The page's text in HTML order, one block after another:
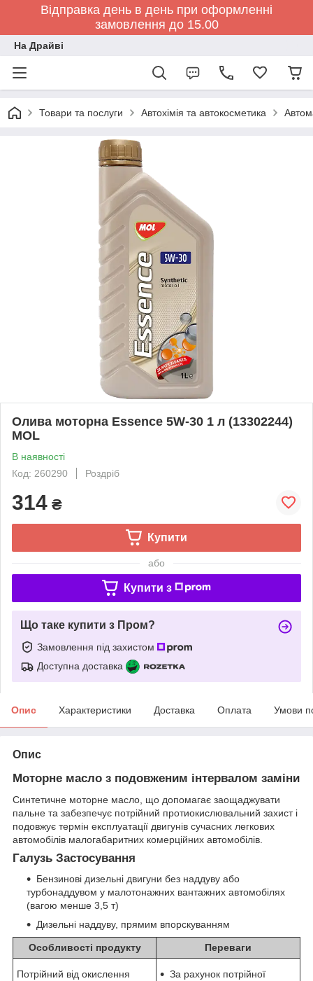
Відправка день в день при оформленні
замовлення до 15.00
На Драйві
Товари та послуги Автохімія та автокосметика
Олива моторна Essence 5W-30 1 л (13302244)
MOL
В наявності
Код: 260290
Роздріб
314 ₴
Купити
або
Купити з
Що таке купити з Пром?
Замовлення під захистом
Доступна доставка
Опис Характеристики Доставка Оплата Умови
Опис
Моторне масло з подовженим інтервалом заміни
Синтетичне моторне масло, що допомагає заощаджувати
пальне та забезпечує потрійний протиокислювальний захист і
подовжує термін експлуатації двигунів сучасних легкових
автомобілів малогабаритних комерційних автомобілів.
Галузь Застосування
Бензинові дизельні двигуни без наддуву або
турбонаддувом у малотонажних вантажних автомобілях
(вагою менше 3,5 т)
Дизельні наддуву, прямим впорскуванням
Особливості продукту Переваги
Потрійний від окислення
За рахунок потрійної